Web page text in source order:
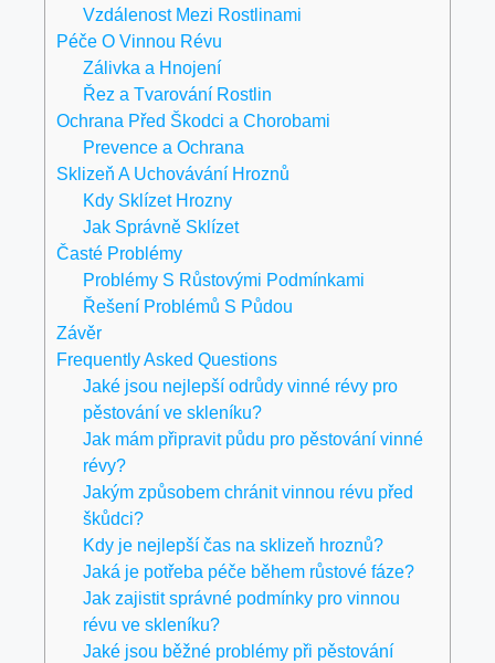
Vzdálenost Mezi Rostlinami
Péče O Vinnou Révu
Zálivka a Hnojení
Řez a Tvarování Rostlin
Ochrana Před Škodci a Chorobami
Prevence a Ochrana
Sklizeň A Uchovávání Hroznů
Kdy Sklízet Hrozny
Jak Správně Sklízet
Časté Problémy
Problémy S Růstovými Podmínkami
Řešení Problémů S Půdou
Závěr
Frequently Asked Questions
Jaké jsou nejlepší odrůdy vinné révy pro
pěstování ve skleníku?
Jak mám připravit půdu pro pěstování vinné
révy?
Jakým způsobem chránit vinnou révu před
škůdci?
Kdy je nejlepší čas na sklizeň hroznů?
Jaká je potřeba péče během růstové fáze?
Jak zajistit správné podmínky pro vinnou
révu ve skleníku?
Jaké jsou běžné problémy při pěstování